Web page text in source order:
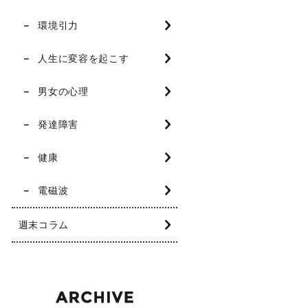
環境引力
人生に変容を起こす
男女の心理
発達障害
健康
電磁波
週末コラム